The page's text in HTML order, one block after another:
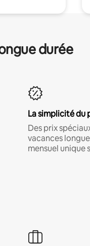
durée
La simplicité du
Des prix
vacances
mensuel unique